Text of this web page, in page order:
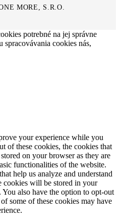
MORE, S.R.O.
potrebné na jej správne
spracovávania cookies nás,
your experience while you
of these cookies, the cookies that
on your browser as they are
functionalities of the website.
help us analyze and understand
cookies will be stored in your
also have the option to opt-out
some of these cookies may have